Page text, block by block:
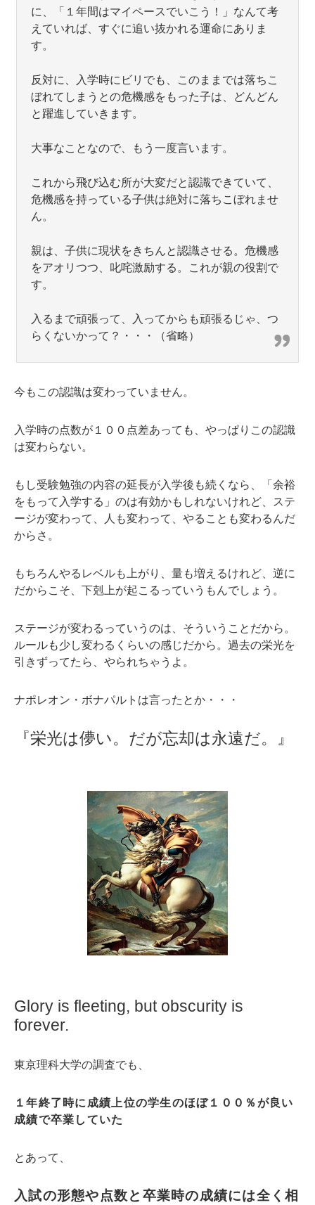
に、「１年間はマイペースでいこう！」なんて考
えていれば、すぐに追い抜かれる運命にありま
す。
反対に、入学時にビリでも、このままでは落ちこ
ぼれてしまうとの危機感をもった子は、どんどん
と躍進していきます。
大事なことなので、もう一度言います。
これから飛び込む所が大変だと認識できていて、
危機感を持っている子供は絶対に落ちこぼれませ
ん。
親は、子供に現状をきちんと認識させる。危機感
をアオリつつ、叱咤激励する。これが親の役割で
す。
入るまで頑張って、入ってからも頑張るじゃ、つ
らくないかって？・・・（省略）
今もこの認識は変わっていません。
入学時の点数が１００点差あっても、やっぱりこの認識
は変わらない。
もし受験勉強の内容の延長が入学後も続くなら、「余裕
をもって入学する」のは有効かもしれないけれど、ステ
ージが変わって、人も変わって、やることも変わるんだ
からさ。
もちろんやるレベルも上がり、量も増えるけれど、逆に
だからこそ、下剋上が起こるっていうもんでしょう。
ステージが変わるっていうのは、そういうことだから。
ルールも少し変わるくらいの感じだから。過去の栄光を
引きずってたら、やられちゃうよ。
ナポレオン・ボナパルトは言ったとか・・・
『栄光は儚い。だが忘却は永遠だ。』
Glory is fleeting, but obscurity is
forever.
東京理科大学の調査でも、
１年終了時に成績上位の学生のほぼ１００％が良い
成績で卒業していた
とあって、
入試の形態や点数と卒業時の成績には全く相